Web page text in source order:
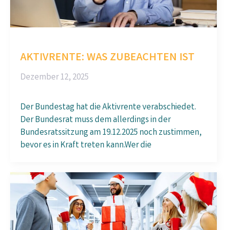
AKTIVRENTE: WAS ZUBEACHTEN IST
Dezember 12, 2025
Der Bundestag hat die Aktivrente verabschiedet.
Der Bundesrat muss dem allerdings in der
Bundesratssitzung am 19.12.2025 noch zustimmen,
bevor es in Kraft treten kann.Wer die